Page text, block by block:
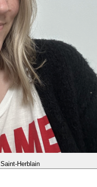
Saint-Herblain